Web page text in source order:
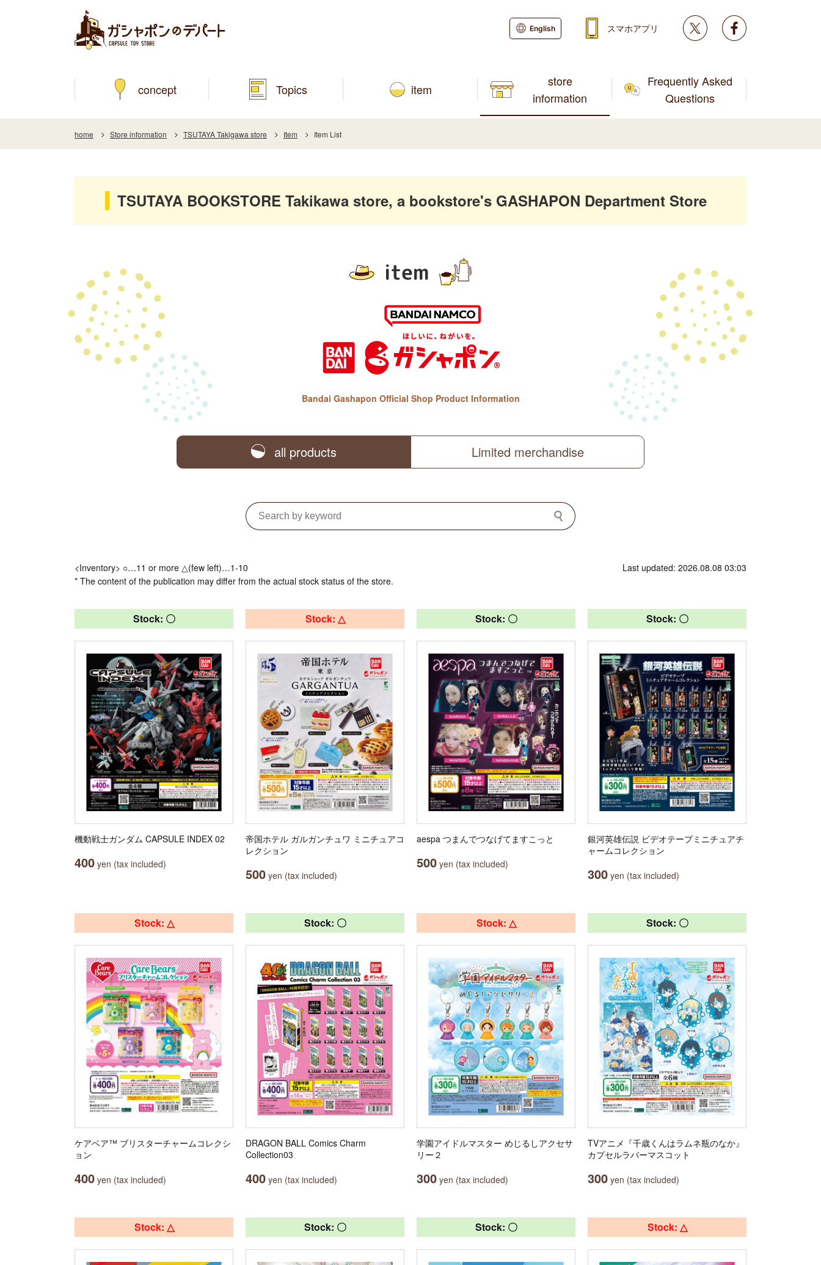
concept Topics item
store
information
Frequently Asked
Questions
English スマホアプリ Twitter
home Store information TSUTAYA Takigawa store Item Item List
TSUTAYA BOOKSTORE Takikawa store, a bookstore's GASHAPON Department Store
item
Bandai Gashapon Official Shop Product Information
all products Limited merchandise
<Inventory> ○…11 or more △(few left)…1-10
* The content of the publication may differ from the actual stock status of the store.
Last updated: 2026.08.08 03:03
Stock: 〇
機動戦士ガンダム CAPSULE INDEX 02
400 yen (tax included)
Stock: △
帝国ホテル ガルガンチュワ ミニチュアコ
レクション
500 yen (tax included)
Stock: 〇
aespa つまんでつなげてますこっと
500 yen (tax included)
Stock: 〇
銀河英雄伝説 ビデオテープミニチュアチ
ャームコレクション
300 yen (tax included)
Stock: △
ケアベア™ ブリスターチャームコレクシ
ョン
400 yen (tax included)
Stock: 〇
DRAGON BALL Comics Charm
Collection03
400 yen (tax included)
Stock: △
学園アイドルマスター めじるしアクセサ
リー２
300 yen (tax included)
Stock: 〇
TVアニメ『千歳くんはラムネ瓶のなか』
カプセルラバーマスコット
300 yen (tax included)
Stock: △ Stock: 〇 Stock: 〇 Stock: △